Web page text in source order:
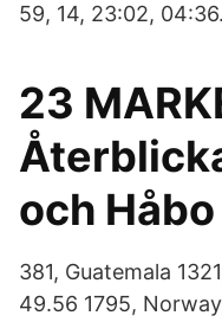
59, 14, 23:02, 04:36.
23
och Håbo
381, Guatemala
49.56 1795,